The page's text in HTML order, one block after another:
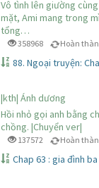
Vô tình lên giường
mặt, Ami mang trong
tổng…
358968 Hoàn
88. Ngoại truyện:
|kth| Ánh dương
Hồi nhỏ gọi anh bằng
chồng. |Chuyển ver|
137572 Hoàn
Chap 63 : gia đình